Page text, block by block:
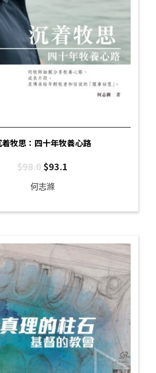
牧思：四十年牧養心路
$98.0$93.1
何志滌